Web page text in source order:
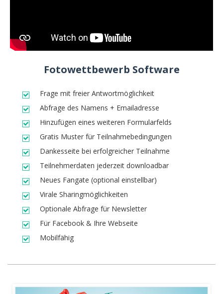
Fotowettbewerb Software
Frage mit freier Antwortmöglichkeit
Abfrage des Namens + Emailadresse
Hinzufügen eines weiteren Formularfelds
Gratis Muster für Teilnahmebedingungen
Dankesseite bei erfolgreicher Teilnahme
Teilnehmerdaten jederzeit downloadbar
Neues Fangate (optional einstellbar)
Virale Sharingmöglichkeiten
Optionale Abfrage für Newsletter
Für Facebook & Ihre Webseite
Mobilfähig